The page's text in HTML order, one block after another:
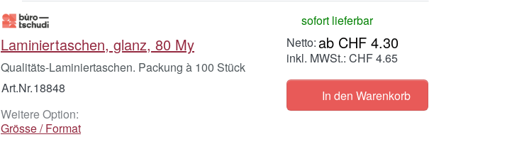
Laminiertaschen, glanz, 80 My
Qualitäts-Laminiertaschen. Packung à 100 Stück
Art.Nr.18848
Weitere Option:
Grösse / Format
sofort lieferbar
ab CHF 4.30
inkl. MWSt.: CHF 4.65
In den Warenkorb